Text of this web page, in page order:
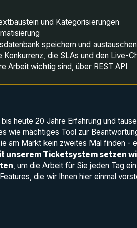
und Kategorisierungen
speichern und austauschen
Konkurrenz, die SLAs und den Live-
Arbeit wichtig sind, über REST API
heute 20 Jahre Erfahrung und
wie mächtiges Tool zur
am Markt kein zweites Mal finden -
unserem Ticketsystem setzen
, um die Arbeit für Sie jeden Tag
die wir Ihnen hier einmal